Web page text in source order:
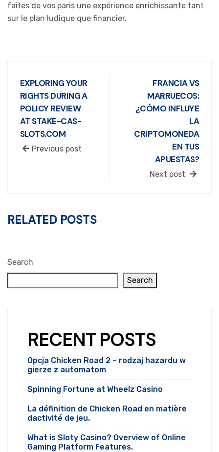
faites de vos paris une expérience enrichissante tant
sur le plan ludique que financier.
EXPLORING YOUR
RIGHTS DURING A
POLICY REVIEW
AT STAKE-CAS-
SLOTS.COM
Previous post
FRANCIA VS
MARRUECOS:
¿CÓMO INFLUYE
LA
CRIPTOMONEDA
EN TUS
APUESTAS?
Next post
RELATED POSTS
Search
Search
RECENT POSTS
Opcja Chicken Road 2 – rodzaj hazardu w
gierze z automatom
Spinning Fortune at Wheelz Casino
La définition de Chicken Road en matière
dactivité de jeu.
What is Sloty Casino? Overview of Online
Gaming Platform Features.